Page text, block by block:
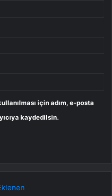
için adım, e-posta
kaydedilsin.